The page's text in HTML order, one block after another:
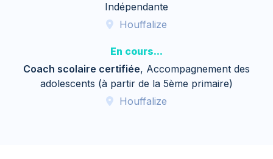
Indépendante
Houffalize
En cours...
Coach scolaire certifiée, Accompagnement des
adolescents (à partir de la 5ème primaire)
Houffalize